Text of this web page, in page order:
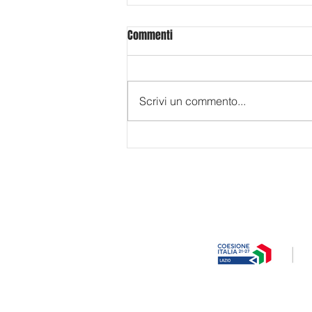
58BPM - Battiti al Minuto al Trento
Commenti
Scrivi un commento...